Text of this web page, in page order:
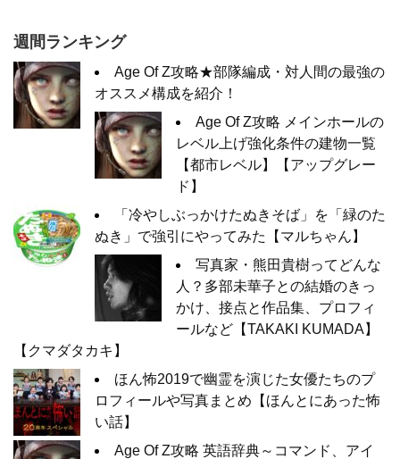
週間ランキング
Age Of Z攻略★部隊編成・対人間の最強の
オススメ構成を紹介！
Age Of Z攻略 メインホールの
レベル上げ強化条件の建物一覧
【都市レベル】【アップグレー
ド】
「冷やしぶっかけたぬきそば」を「緑のた
ぬき」で強引にやってみた【マルちゃん】
写真家・熊田貴樹ってどんな
人？多部未華子との結婚のきっ
かけ、接点と作品集、プロフィ
ールなど【TAKAKI KUMADA】
【クマダタカキ】
ほん怖2019で幽霊を演じた女優たちのプ
ロフィールや写真まとめ【ほんとにあった怖
い話】
Age Of Z攻略 英語辞典～コマンド、アイ